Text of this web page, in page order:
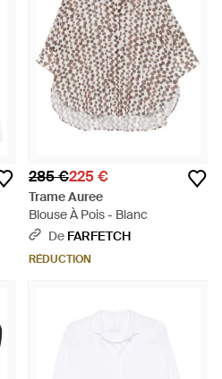
285 €225 €
Trame Auree
Blouse À Pois - Blanc
De FARFETCH
RÉDUCTION